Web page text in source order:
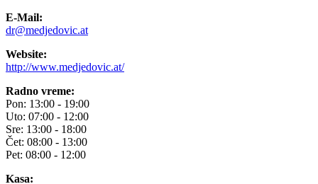
E-Mail:
dr@medjedovic.at
Website:
http://www.medjedovic.at/
Radno vreme:
Pon: 13:00 - 19:00
Uto: 07:00 - 12:00
Sre: 13:00 - 18:00
Čet: 08:00 - 13:00
Pet: 08:00 - 12:00
Kasa: